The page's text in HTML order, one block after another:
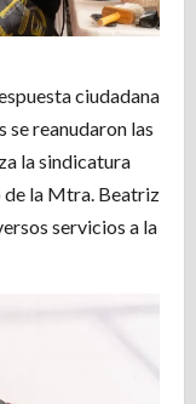
ciudadana
se reanudaron las
la sindicatura
de la Mtra. Beatriz
servicios a la